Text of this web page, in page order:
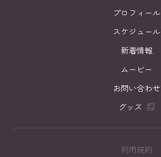
プロフィール
スケジュール
新着情報
ムービー
お問い合わせ
グッズ
利用規約